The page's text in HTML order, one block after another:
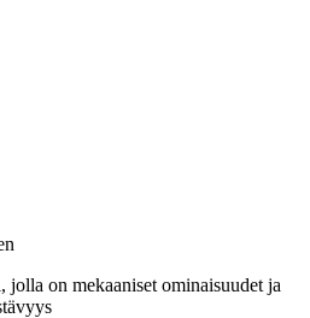
jolla on mekaaniset ominaisuudet ja